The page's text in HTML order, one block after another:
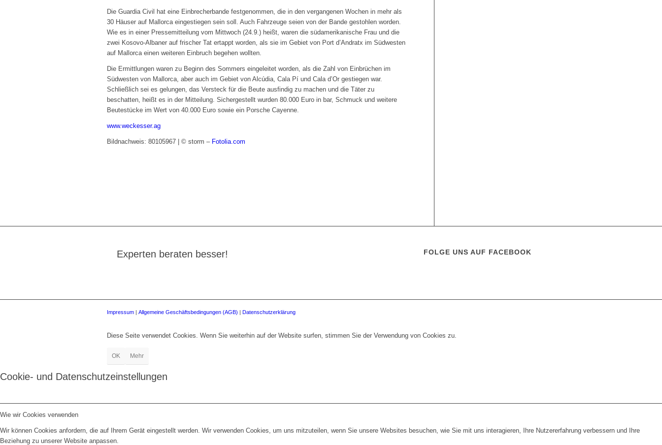
Die Guardia Civil hat eine Einbrecherbande festgenommen, die in den vergangenen Wochen in mehr als
30 Häuser auf Mallorca eingestiegen sein soll. Auch Fahrzeuge seien von der Bande gestohlen worden.
Wie es in einer Pressemitteilung vom Mittwoch (24.9.) heißt, waren die südamerikanische Frau und die
zwei Kosovo-Albaner auf frischer Tat ertappt worden, als sie im Gebiet von Port d’Andratx im Südwesten
auf Mallorca einen weiteren Einbruch begehen wollten.
Die Ermittlungen waren zu Beginn des Sommers eingeleitet worden, als die Zahl von Einbrüchen im
Südwesten von Mallorca, aber auch im Gebiet von Alcúdia, Cala Pí und Cala d’Or gestiegen war.
Schließlich sei es gelungen, das Versteck für die Beute ausfindig zu machen und die Täter zu
beschatten, heißt es in der Mitteilung. Sichergestellt wurden 80.000 Euro in bar, Schmuck und weitere
Beutestücke im Wert von 40.000 Euro sowie ein Porsche Cayenne.
www.weckesser.ag
Bildnachweis: 80105967 | © storm – Fotolia.com
Experten beraten besser! FOLGE UNS AUF FACEBOOK
Impressum | Allgemeine Geschäftsbedingungen (AGB) | Datenschutzerklärung
Diese Seite verwendet Cookies. Wenn Sie weiterhin auf der Website surfen, stimmen Sie der Verwendung von Cookies zu.
OK Mehr
Cookie- und Datenschutzeinstellungen
Wie wir Cookies verwenden
Wir können Cookies anfordern, die auf Ihrem Gerät eingestellt werden. Wir verwenden Cookies, um uns mitzuteilen, wenn Sie unsere Websites besuchen, wie Sie mit uns interagieren, Ihre Nutzererfahrung verbessern und Ihre
Beziehung zu unserer Website anpassen.